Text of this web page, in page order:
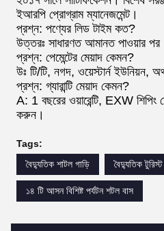
ইআরপি প্রোগ্রাম ম্যানেজমেন্ট।
প্রশ্ন: পণ্যের লিড টাইম কত?
উত্তরঃ সাধারণত আমানত পাওয়ার
প্রশ্ন: পেমেন্টের মেয়াদ কেমন?
উঃ টি/টি, নগদ, ওয়েস্টার্ন ইউনিয়ন,
প্রশ্ন: গ্যারান্টি মেয়াদ কেমন?
A: 1 বছরের ওয়ারেন্টি, EXW শিপিং
করুন।
Tags:
বৈদ্যুতিক শাটল গাড়ি
বৈদ্যুতিক
১৪ টি আসন বিশিষ্ট পর্যটন শটল বাস